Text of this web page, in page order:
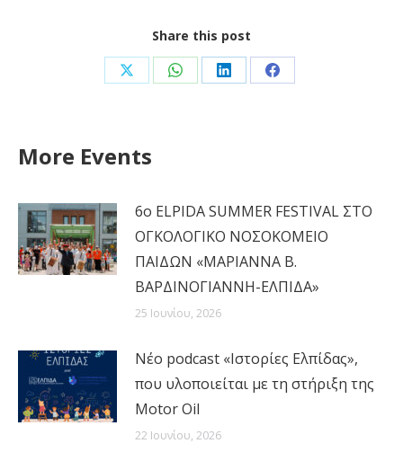
Share this post
Share Share Share Share
More Events
6ο ELPIDA SUMMER FESTIVAL ΣΤΟ
ΟΓΚΟΛΟΓΙΚΟ ΝΟΣΟΚΟΜΕΙΟ
ΠΑΙΔΩΝ «ΜΑΡΙΑΝΝΑ Β.
ΒΑΡΔΙΝΟΓΙΑΝΝΗ-ΕΛΠΙΔΑ»
25 Ιουνίου, 2026
Νέο podcast «Ιστορίες Ελπίδας»,
που υλοποιείται με τη στήριξη της
Motor Oil
22 Ιουνίου, 2026